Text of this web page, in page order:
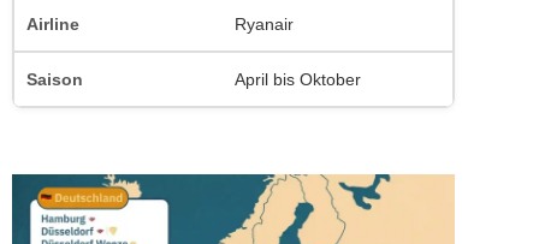
Ryanair
April bis Oktober